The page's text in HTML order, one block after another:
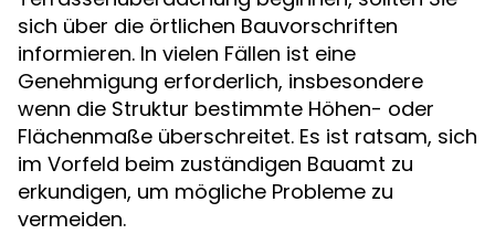
sich über die örtlichen Bauvorschriften
informieren. In vielen Fällen ist eine
Genehmigung erforderlich, insbesondere
wenn die Struktur bestimmte Höhen- oder
Flächenmaße überschreitet. Es ist ratsam, sich
im Vorfeld beim zuständigen Bauamt zu
erkundigen, um mögliche Probleme zu
vermeiden.